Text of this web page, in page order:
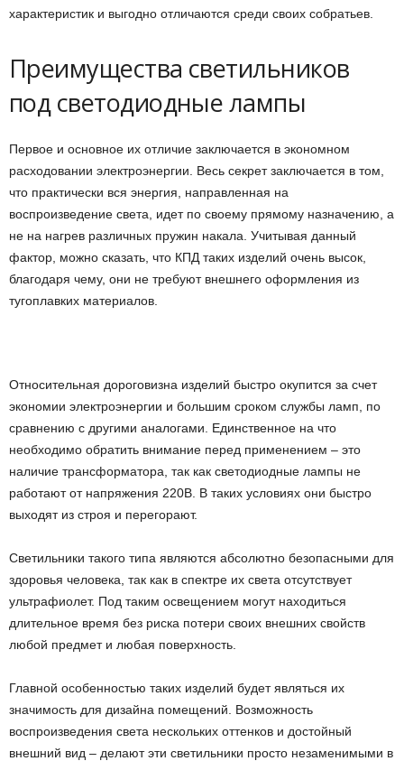
характеристик и выгодно отличаются среди своих собратьев.
Преимущества светильников
под светодиодные лампы
Первое и основное их отличие заключается в экономном
расходовании электроэнергии. Весь секрет заключается в том,
что практически вся энергия, направленная на
воспроизведение света, идет по своему прямому назначению, а
не на нагрев различных пружин накала. Учитывая данный
фактор, можно сказать, что КПД таких изделий очень высок,
благодаря чему, они не требуют внешнего оформления из
тугоплавких материалов.
Относительная дороговизна изделий быстро окупится за счет
экономии электроэнергии и большим сроком службы ламп, по
сравнению с другими аналогами. Единственное на что
необходимо обратить внимание перед применением – это
наличие трансформатора, так как светодиодные лампы не
работают от напряжения 220В. В таких условиях они быстро
выходят из строя и перегорают.
Светильники такого типа являются абсолютно безопасными для
здоровья человека, так как в спектре их света отсутствует
ультрафиолет. Под таким освещением могут находиться
длительное время без риска потери своих внешних свойств
любой предмет и любая поверхность.
Главной особенностью таких изделий будет являться их
значимость для дизайна помещений. Возможность
воспроизведения света нескольких оттенков и достойный
внешний вид – делают эти светильники просто незаменимыми в